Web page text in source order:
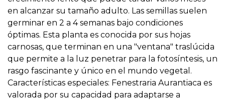
en alcanzar su tamaño adulto. Las semillas suelen
germinar en 2 a 4 semanas bajo condiciones
óptimas. Esta planta es conocida por sus hojas
carnosas, que terminan en una "ventana" traslúcida
que permite a la luz penetrar para la fotosíntesis, un
rasgo fascinante y único en el mundo vegetal.
Características especiales: Fenestraria Aurantiaca es
valorada por su capacidad para adaptarse a